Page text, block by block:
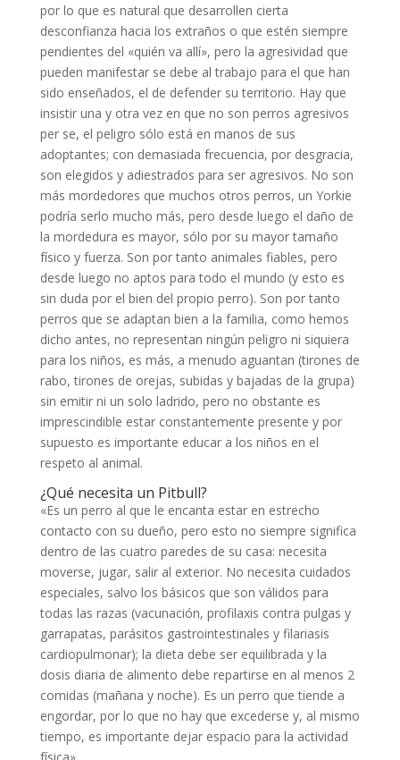
por lo que es natural que desarrollen cierta
desconfianza hacia los extraños o que estén siempre
pendientes del «quién va allí», pero la agresividad que
pueden manifestar se debe al trabajo para el que han
sido enseñados, el de defender su territorio. Hay que
insistir una y otra vez en que no son perros agresivos
per se, el peligro sólo está en manos de sus
adoptantes; con demasiada frecuencia, por desgracia,
son elegidos y adiestrados para ser agresivos. No son
más mordedores que muchos otros perros, un Yorkie
podría serlo mucho más, pero desde luego el daño de
la mordedura es mayor, sólo por su mayor tamaño
físico y fuerza. Son por tanto animales fiables, pero
desde luego no aptos para todo el mundo (y esto es
sin duda por el bien del propio perro). Son por tanto
perros que se adaptan bien a la familia, como hemos
dicho antes, no representan ningún peligro ni siquiera
para los niños, es más, a menudo aguantan (tirones de
rabo, tirones de orejas, subidas y bajadas de la grupa)
sin emitir ni un solo ladrido, pero no obstante es
imprescindible estar constantemente presente y por
supuesto es importante educar a los niños en el
respeto al animal.
¿Qué necesita un Pitbull?
«Es un perro al que le encanta estar en estrecho
contacto con su dueño, pero esto no siempre significa
dentro de las cuatro paredes de su casa: necesita
moverse, jugar, salir al exterior. No necesita cuidados
especiales, salvo los básicos que son válidos para
todas las razas (vacunación, profilaxis contra pulgas y
garrapatas, parásitos gastrointestinales y filariasis
cardiopulmonar); la dieta debe ser equilibrada y la
dosis diaria de alimento debe repartirse en al menos 2
comidas (mañana y noche). Es un perro que tiende a
engordar, por lo que no hay que excederse y, al mismo
tiempo, es importante dejar espacio para la actividad
física».